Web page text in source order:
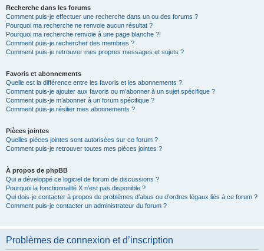
Recherche dans les forums
Comment puis-je effectuer une recherche dans un ou des forums ?
Pourquoi ma recherche ne renvoie aucun résultat ?
Pourquoi ma recherche renvoie à une page blanche ?!
Comment puis-je rechercher des membres ?
Comment puis-je retrouver mes propres messages et sujets ?
Favoris et abonnements
Quelle est la différence entre les favoris et les abonnements ?
Comment puis-je ajouter aux favoris ou m’abonner à un sujet spécifique ?
Comment puis-je m’abonner à un forum spécifique ?
Comment puis-je résilier mes abonnements ?
Pièces jointes
Quelles pièces jointes sont autorisées sur ce forum ?
Comment puis-je retrouver toutes mes pièces jointes ?
À propos de phpBB
Qui a développé ce logiciel de forum de discussions ?
Pourquoi la fonctionnalité X n’est pas disponible ?
Qui dois-je contacter à propos de problèmes d’abus ou d’ordres légaux liés à ce forum ?
Comment puis-je contacter un administrateur du forum ?
Problèmes de connexion et d’inscription